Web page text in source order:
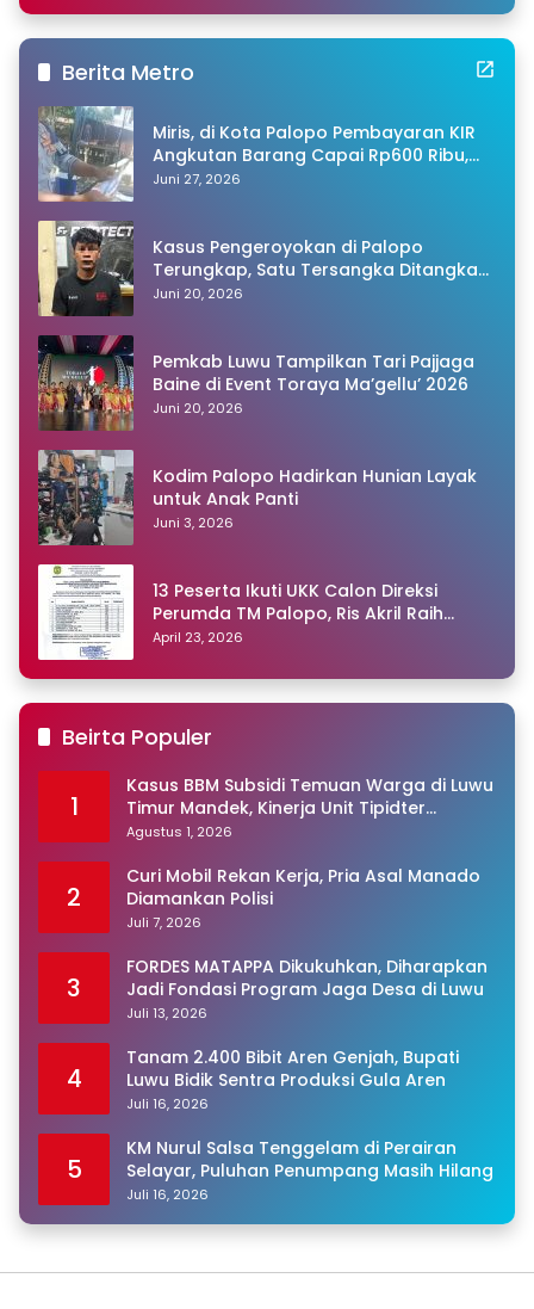
Berita Metro
Miris, di Kota Palopo Pembayaran KIR
Angkutan Barang Capai Rp600 Ribu,
Warganet Pertanyakan Dugaan Pungli
Juni 27, 2026
Kasus Pengeroyokan di Palopo
Terungkap, Satu Tersangka Ditangkap
Polisi
Juni 20, 2026
Pemkab Luwu Tampilkan Tari Pajjaga
Baine di Event Toraya Ma’gellu’ 2026
Juni 20, 2026
Kodim Palopo Hadirkan Hunian Layak
untuk Anak Panti
Juni 3, 2026
13 Peserta Ikuti UKK Calon Direksi
Perumda TM Palopo, Ris Akril Raih
Peringkat Pertama
April 23, 2026
Beirta Populer
1
Kasus BBM Subsidi Temuan Warga di Luwu
Timur Mandek, Kinerja Unit Tipidter
Disorot, Paminal Diminta Turun Tangan
Agustus 1, 2026
2
Curi Mobil Rekan Kerja, Pria Asal Manado
Diamankan Polisi
Juli 7, 2026
3
FORDES MATAPPA Dikukuhkan, Diharapkan
Jadi Fondasi Program Jaga Desa di Luwu
Juli 13, 2026
4
Tanam 2.400 Bibit Aren Genjah, Bupati
Luwu Bidik Sentra Produksi Gula Aren
Juli 16, 2026
5
KM Nurul Salsa Tenggelam di Perairan
Selayar, Puluhan Penumpang Masih Hilang
Juli 16, 2026